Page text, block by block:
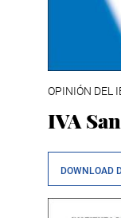
OPINIÓN DEL
IVA
DOWNLOAD